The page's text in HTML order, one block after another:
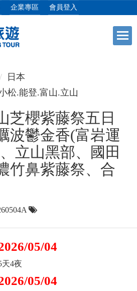
企業專區 會員登入
+
日本
松.能登.富山.立山
芝櫻紫藤祭五日
波鬱金香(富岩運
立山黑部、國田
竹鼻紫藤祭、合
05/04
天4夜
05/04